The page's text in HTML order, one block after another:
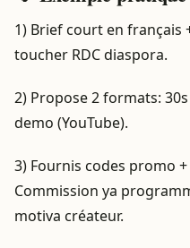
1) Brief court en français
toucher RDC diaspora.
2) Propose 2 formats:
demo (YouTube).
3) Fournis codes promo
Commission ya
motiva créateur.